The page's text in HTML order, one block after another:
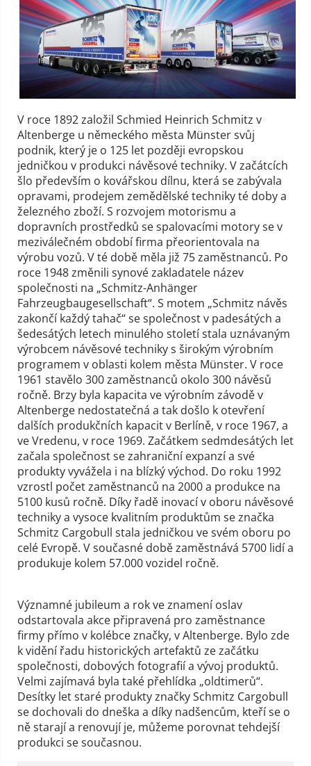
V roce 1892 založil Schmied Heinrich Schmitz v
Altenberge u německého města Münster svůj
podnik, který je o 125 let později evropskou
jedničkou v produkci návěsové techniky. V začátcích
šlo především o kovářskou dílnu, která se zabývala
opravami, prodejem zemědělské techniky té doby a
železného zboží. S rozvojem motorismu a
dopravních prostředků se spalovacími motory se v
meziválečném období firma přeorientovala na
výrobu vozů. V té době měla již 75 zaměstnanců. Po
roce 1948 změnili synové zakladatele název
společnosti na „Schmitz-Anhänger
Fahrzeugbaugesellschaft“. S motem „Schmitz návěs
zakončí každý tahač“ se společnost v padesátých a
šedesátých letech minulého století stala uznávaným
výrobcem návěsové techniky s širokým výrobním
programem v oblasti kolem města Münster. V roce
1961 stavělo 300 zaměstnanců okolo 300 návěsů
ročně. Brzy byla kapacita ve výrobním závodě v
Altenberge nedostatečná a tak došlo k otevření
dalších produkčních kapacit v Berlíně, v roce 1967, a
ve Vredenu, v roce 1969. Začátkem sedmdesátých let
začala společnost se zahraniční expanzí a své
produkty vyvážela i na blízký východ. Do roku 1992
vzrostl počet zaměstnanců na 2000 a produkce na
5100 kusů ročně. Díky řadě inovací v oboru návěsové
techniky a vysoce kvalitním produktům se značka
Schmitz Cargobull stala jedničkou ve svém oboru po
celé Evropě. V současné době zaměstnává 5700 lidí a
produkuje kolem 57.000 vozidel ročně.
Významné jubileum a rok ve znamení oslav
odstartovala akce připravená pro zaměstnance
firmy přímo v kolébce značky, v Altenberge. Bylo zde
k vidění řadu historických artefaktů ze začátku
společnosti, dobových fotografií a vývoj produktů.
Velmi zajímavá byla také přehlídka „oldtimerů“.
Desítky let staré produkty značky Schmitz Cargobull
se dochovali do dneška a díky nadšencům, kteří se o
ně starají a renovují je, můžeme porovnat tehdejší
produkci se současnou.